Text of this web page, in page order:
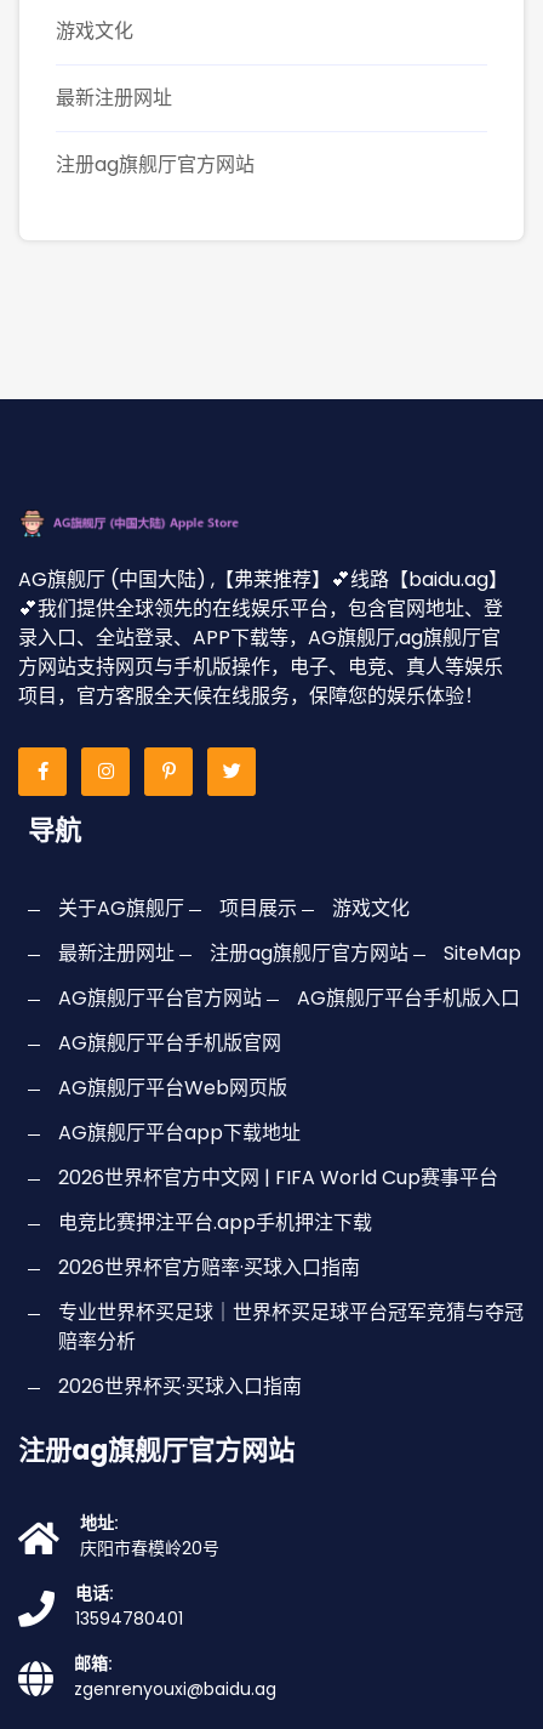
游戏文化
最新注册网址
注册ag旗舰厅官方网站
AG旗舰厅 (中国大陆) ,【弗莱推荐】💕线路【baidu.ag】
💕我们提供全球领先的在线娱乐平台，包含官网地址、登
录入口、全站登录、APP下载等，AG旗舰厅,ag旗舰厅官
方网站支持网页与手机版操作，电子、电竞、真人等娱乐
项目，官方客服全天候在线服务，保障您的娱乐体验！
导航
关于AG旗舰厅 项目展示
游戏文化
最新注册网址
注册ag旗舰厅官方网站
SiteMap
AG旗舰厅平台官方网站
AG旗舰厅平台手机版入口
AG旗舰厅平台手机版官网
AG旗舰厅平台Web网页版
AG旗舰厅平台app下载地址
2026世界杯官方中文网 | FIFA World Cup赛事平台
电竞比赛押注平台.app手机押注下载
2026世界杯官方赔率·买球入口指南
专业世界杯买足球｜世界杯买足球平台冠军竞猜与夺冠
赔率分析
2026世界杯买·买球入口指南
注册ag旗舰厅官方网站
地址:
庆阳市春模岭20号
电话:
13594780401
邮箱:
zgenrenyouxi@baidu.ag